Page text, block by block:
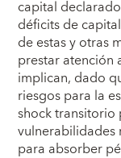
capital
déficits de
de estas y otras
prestar atención
implican, dado
riesgos para la
shock transitorio
vulnerabilidades
para absorber